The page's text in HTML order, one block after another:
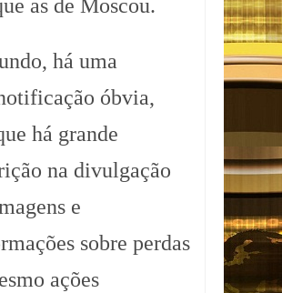
as de Moscou.
há uma
óbvia,
há grande
na divulgação
e
sobre perdas
ações